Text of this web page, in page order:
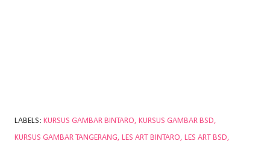
LABELS: KURSUS GAMBAR BINTARO
KURSUS GAMBAR BSD
KURSUS GAMBAR TANGERANG
LES ART BINTARO LES ART BSD